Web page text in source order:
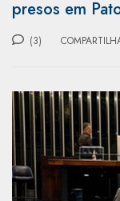
presos em
(3)